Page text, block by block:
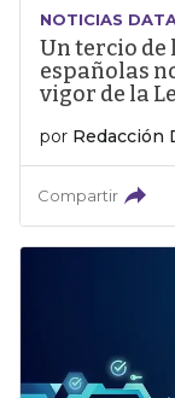
NOTICIAS
Un tercio de
españolas
vigor de la
por Redacción
Compartir